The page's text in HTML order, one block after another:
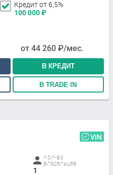
Кредит от 6,5%
100 000₽
от 44 260 ₽/мес.
В КРЕДИТ
В TRADE IN
VIN
Кол-во
владельцев
1